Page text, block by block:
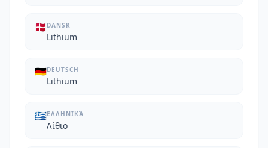
🇩🇰 DANSK
Lithium
🇩🇪DEUTSCH
Lithium
🇬🇷ΕΛΛΗΝΙΚΆ
Λίθιο